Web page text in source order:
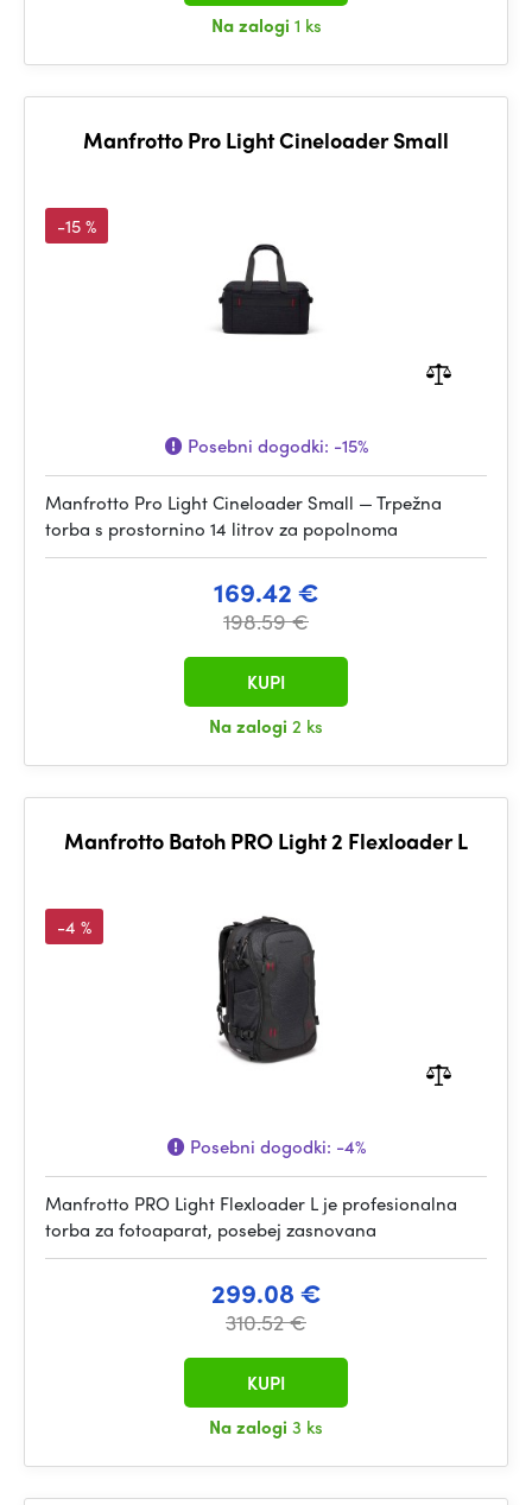
Na zalogi 1 ks
Manfrotto Pro Light Cineloader Small
-15 %
Posebni dogodki: -15%
Manfrotto Pro Light Cineloader Small — Trpežna
torba s prostornino 14 litrov za popolnoma
169.42 €
198.59 €
Na zalogi 2 ks
KUPI
Manfrotto Batoh PRO Light 2 Flexloader L
-4 %
Posebni dogodki: -4%
Manfrotto PRO Light Flexloader L je profesionalna
torba za fotoaparat, posebej zasnovana
299.08 €
310.52 €
Na zalogi 3 ks
KUPI